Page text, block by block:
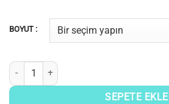
BOYUT :
Dekoratif Efekt Fırçası adet
SEPETE EKLE